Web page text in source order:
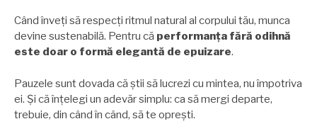
Când înveți să respecți ritmul natural al corpului tău, munca
devine sustenabilă. Pentru că performanța fără odihnă
este doar o formă elegantă de epuizare.
Pauzele sunt dovada că știi să lucrezi cu mintea, nu împotriva
ei. Și că înțelegi un adevăr simplu: ca să mergi departe,
trebuie, din când în când, să te oprești.